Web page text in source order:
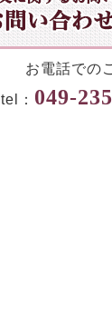
お電話での
tel： 049-